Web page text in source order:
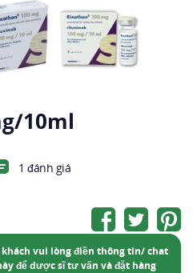
10ml
1 đánh giá
vui lòng điền thông tin/ chat
để dược sĩ tư vấn và đặt hàng